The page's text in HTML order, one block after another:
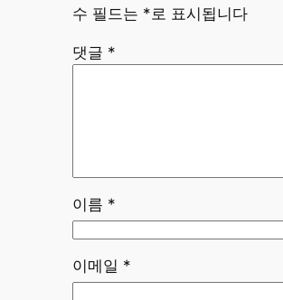
수 필드는 * 로 표시됩니다
댓글 *
이름 *
이메일 *